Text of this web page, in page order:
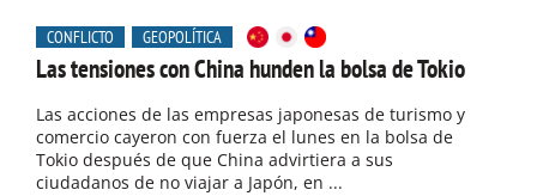
CONFLICTO GEOPOLÍTICA
Las tensiones con China hunden la bolsa de Tokio
Las acciones de las empresas japonesas de turismo y
comercio cayeron con fuerza el lunes en la bolsa de
Tokio después de que China advirtiera a sus
ciudadanos de no viajar a Japón, en ...